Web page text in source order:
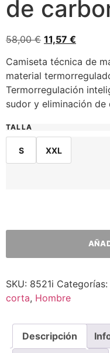
de
58,00€ 11,57 €
Camiseta técnica de
material
Termorregulación
sudor y eliminación de
TALLA
S XXL
SKU: 8521i Categorías:
corta, Hombre
Descripción